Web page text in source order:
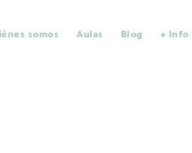
somos Aulas Blog + Info